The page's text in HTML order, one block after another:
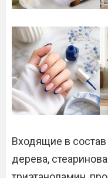
Входящие в
дерева,